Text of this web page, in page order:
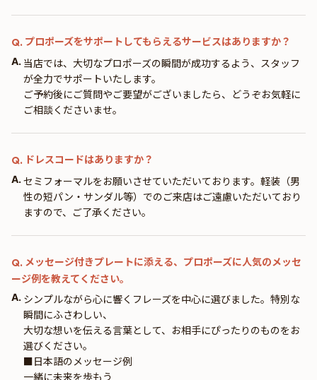
Q. プロポーズをサポートしてもらえるサービスはありますか？
A. 当店では、大切なプロポーズの瞬間が成功するよう、スタッフ
が全力でサポートいたします。
ご予約後にご質問やご要望がございましたら、どうぞお気軽に
ご相談くださいませ。
Q. ドレスコードはありますか？
A. セミフォーマルをお願いさせていただいております。軽装（男
性の短パン・サンダル等）でのご来店はご遠慮いただいており
ますので、ご了承ください。
Q. メッセージ付きプレートに添える、プロポーズに人気のメッセ
ージ例を教えてください。
A. シンプルながら心に響くフレーズを中心に選びました。特別な
瞬間にふさわしい、
大切な想いを伝える言葉として、お相手にぴったりのものをお
選びください。
■日本語のメッセージ例
一緒に未来を歩もう